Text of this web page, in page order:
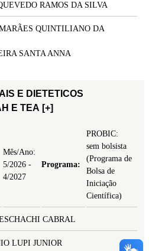
RAMOS DA SILVA
QUINTILIANO DA
SANTA ANNA
E DIETETICOS
E TEA [+]
Mês/Ano:
5/2026 -
4/2027
Programa:
PROBIC:
sem bolsista
(Programa de
Bolsa de
Iniciação
Científica)
CABRAL
LUPI JUNIOR